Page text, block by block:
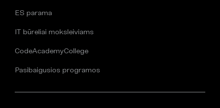
ES parama
IT būreliai moksleiviams
CodeAcademyCollege
Pasibaigusios programos